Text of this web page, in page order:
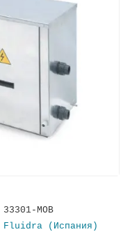
33301-MOB
Fluidra (Испания)